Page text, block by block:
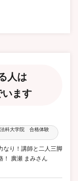
人は
います
法科大学院 合格体験
なり！講師と二人三脚
！ 廣瀬 まみさん